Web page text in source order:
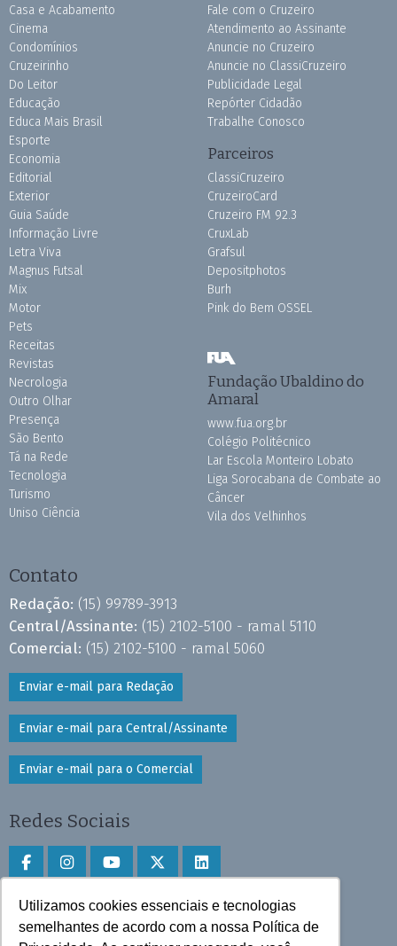
Utilizamos cookies essenciais e tecnologias
semelhantes de acordo com a nossa Política de
Casa e Acabamento
Cinema
Condomínios
Cruzeirinho
Do Leitor
Educação
Educa Mais Brasil
Esporte
Economia
Editorial
Exterior
Guia Saúde
Informação Livre
Letra Viva
Magnus Futsal
Mix
Motor
Pets
Receitas
Revistas
Necrologia
Outro Olhar
Presença
São Bento
Tá na Rede
Tecnologia
Turismo
Uniso Ciência
Fale com o Cruzeiro
Atendimento ao Assinante
Anuncie no Cruzeiro
Anuncie no ClassiCruzeiro
Publicidade Legal
Repórter Cidadão
Trabalhe Conosco
Parceiros
ClassiCruzeiro
CruzeiroCard
Cruzeiro FM 92.3
CruxLab
Grafsul
Depositphotos
Burh
Pink do Bem OSSEL
Fundação Ubaldino do
Amaral
www.fua.org.br
Colégio Politécnico
Lar Escola Monteiro Lobato
Liga Sorocabana de Combate ao
Câncer
Vila dos Velhinhos
Contato
Redação: (15) 99789-3913
Central/Assinante: (15) 2102-5100 - ramal 5110
Comercial: (15) 2102-5100 - ramal 5060
Enviar e-mail para Redação
Enviar e-mail para Central/Assinante
Enviar e-mail para o Comercial
Redes Sociais
Faça download do aplicativo